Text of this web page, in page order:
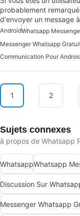
probablement
d'envoyer un message
AndroidWhatsapp
Communication Pour
1 2
Sujets connexes
à propos de Whatsapp
WhatsappWhatsapp
Discussion Sur